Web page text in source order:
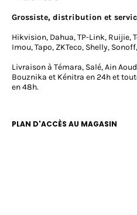
Grossiste, distribution et
Hikvision, Dahua, TP-Link, Ruijie,
Imou, Tapo, ZKTeco, Shelly,
Livraison à Témara, Salé, Ain
Bouznika et Kénitra en 24h et
en 48h.
PLAN D'ACCÈS AU MAGASIN